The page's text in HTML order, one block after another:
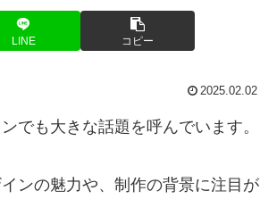
LINE コピー
2025.02.02
でも大きな話題を呼んでいます。
ンの魅力や、制作の背景に注目が